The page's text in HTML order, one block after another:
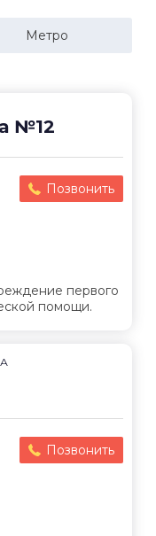
Метро
№12
Позвонить
первого
помощи.
Позвонить